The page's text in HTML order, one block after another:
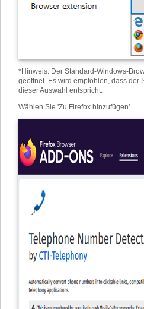
*Hinweis: Der Standard-Windows-
geöffnet. Es wird empfohlen, dass der
dieser Auswahl entspricht.
Wählen Sie 'Zu Firefox hinzufügen'